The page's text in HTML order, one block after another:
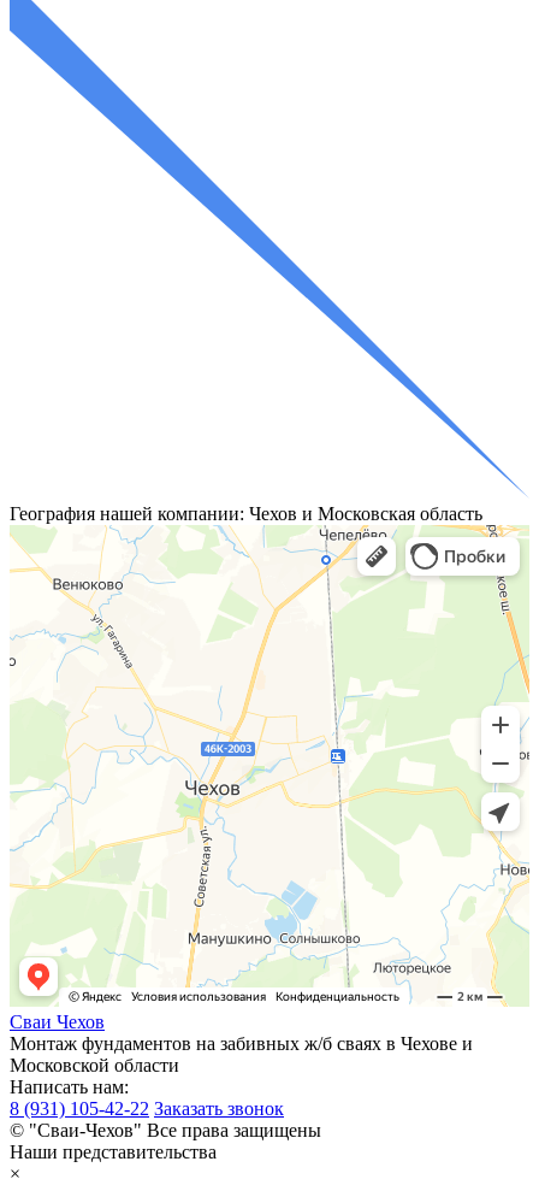
География нашей компании: Чехов и Московская область
Сваи Чехов
Монтаж фундаментов на забивных ж/б сваях в Чехове и
Московской области
Написать нам:
8 (931) 105-42-22 Заказать звонок
© "Сваи-Чехов" Все права защищены
Наши представительства
×